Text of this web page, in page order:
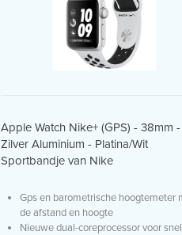
Apple Watch Nike+ (GPS) - 38mm -
Zilver Aluminium - Platina/Wit
Sportbandje van Nike
Gps en barometrische hoogtemeter
de afstand en hoogte
Nieuwe dual-coreprocessor voor